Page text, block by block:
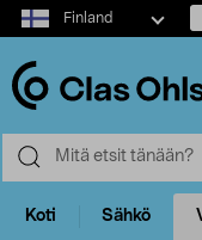
Select
market
Finland
Koti Sähkö